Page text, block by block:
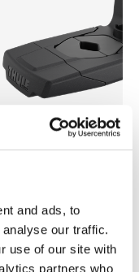
and ads, to
our traffic.
use of our site with
partners who